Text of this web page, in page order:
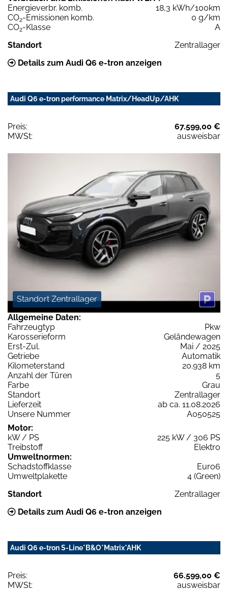
Energieverbr. komb.
18,3 kWh/100km
CO2-Emissionen komb.
0 g/km
CO2-Klasse
A
Standort
Zentrallager
Details zum Audi Q6 e-tron anzeigen
Audi Q6 e-tron performance Matrix/HeadUp/AHK
Preis:
67.599,00 €
MWSt:
ausweisbar
Standort Zentrallager
Allgemeine Daten:
Fahrzeugtyp
Pkw
Karosserieform
Geländewagen
Erst-Zul.
Mai / 2025
Getriebe
Automatik
Kilometerstand
20.938 km
Anzahl der Türen
5
Farbe
Grau
Standort
Zentrallager
Lieferzeit
ab ca. 11.08.2026
Unsere Nummer
A050525
Motor:
kW / PS
225 kW / 306 PS
Treibstoff
Elektro
Umweltnormen:
Schadstoffklasse
Euro6
Umweltplakette
4 (Green)
Standort
Zentrallager
Details zum Audi Q6 e-tron anzeigen
Audi Q6 e-tron S-Line*B&O*Matrix*AHK
Preis:
66.599,00 €
MWSt:
ausweisbar